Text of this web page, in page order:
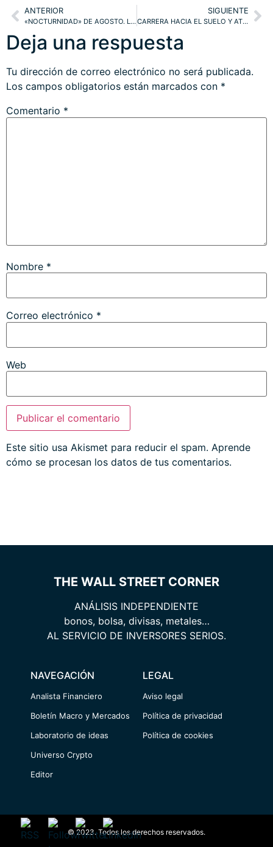
ANTERIOR
«NOCTURNIDAD» DE AGOSTO. LECTURAS E IMPLICACIONES DE MEDIAS MÓVILES. EURO, DOW, NAZ, RUSSELL
SIGUIENTE
CARRERA HACIA EL SUELO Y ATRACCIÓN FATAL. DOW JONES
Deja una respuesta
Tu dirección de correo electrónico no será publicada.
Los campos obligatorios están marcados con *
Comentario *
Nombre *
Correo electrónico *
Web
Este sitio usa Akismet para reducir el spam. Aprende
cómo se procesan los datos de tus comentarios.
THE WALL STREET CORNER
ANÁLISIS INDEPENDIENTE
bonos, bolsa, divisas, metales…
AL SERVICIO DE INVERSORES SERIOS.
NAVEGACIÓN
Analista Financiero
Boletín Macro y Mercados
Laboratorio de ideas
Universo Crypto
Editor
LEGAL
Aviso legal
Política de privacidad
Política de cookies
© 2023. Todos los derechos reservados.